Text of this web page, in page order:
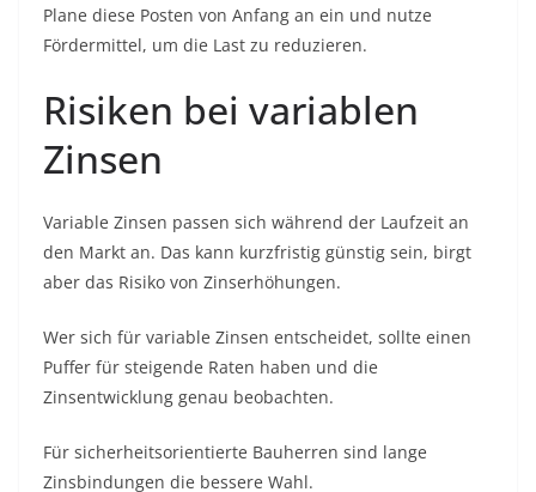
Plane diese Posten von Anfang an ein und nutze
Fördermittel, um die Last zu reduzieren.
Risiken bei variablen
Zinsen
Variable Zinsen passen sich während der Laufzeit an
den Markt an. Das kann kurzfristig günstig sein, birgt
aber das Risiko von Zinserhöhungen.
Wer sich für variable Zinsen entscheidet, sollte einen
Puffer für steigende Raten haben und die
Zinsentwicklung genau beobachten.
Für sicherheitsorientierte Bauherren sind lange
Zinsbindungen die bessere Wahl.